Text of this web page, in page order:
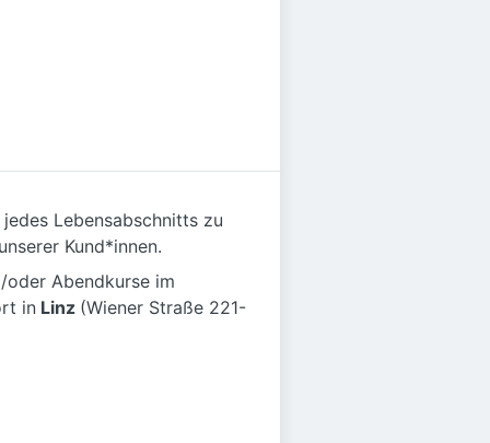
Lebensabschnitts zu
Kund*innen.
Abendkurse im
in Linz (Wiener Straße 221-